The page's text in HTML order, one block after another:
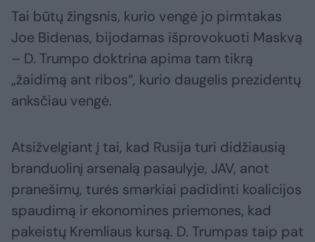
Tai būtų žingsnis, kurio vengė jo pirmtakas
Joe Bidenas, bijodamas išprovokuoti Maskvą
– D. Trumpo doktrina apima tam tikrą
„žaidimą ant ribos“, kurio daugelis prezidentų
anksčiau vengė.
Atsižvelgiant į tai, kad Rusija turi didžiausią
branduolinį arsenalą pasaulyje, JAV, anot
pranešimų, turės smarkiai padidinti koalicijos
spaudimą ir ekonomines priemones, kad
pakeistų Kremliaus kursą. D. Trumpas taip pat